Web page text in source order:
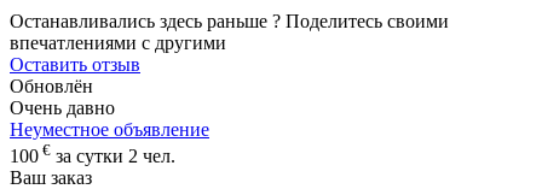
Останавливались здесь раньше ? Поделитесь своими
впечатлениями с другими
Оставить отзыв
Обновлён
Очень давно
Неуместное объявление
100 € за сутки 2 чел.
Ваш заказ